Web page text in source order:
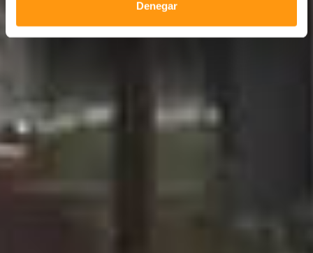
Denegar